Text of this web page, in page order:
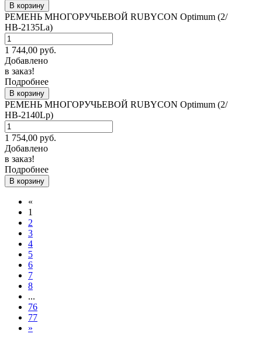
В корзину
РЕМЕНЬ МНОГОРУЧЬЕВОЙ RUBYCON Optimum (2/
НВ-2135La)
1 744,00 руб.
Добавлено
в заказ!
Подробнее
В корзину
РЕМЕНЬ МНОГОРУЧЬЕВОЙ RUBYCON Optimum (2/
НВ-2140Lp)
1 754,00 руб.
Добавлено
в заказ!
Подробнее
В корзину
«
1
2
3
4
5
6
7
8
...
76
77
»